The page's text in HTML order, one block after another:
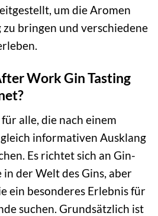
um die Aromen
bringen und verschiedene
Work Gin Tasting
alle, die nach einem
informativen Ausklang
Es richtet sich an Gin-
der Welt des Gins, aber
ein besonderes Erlebnis für
suchen. Grundsätzlich ist